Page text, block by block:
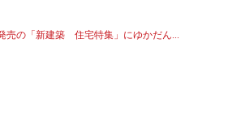
売の「新建築 住宅特集」にゆかだん...